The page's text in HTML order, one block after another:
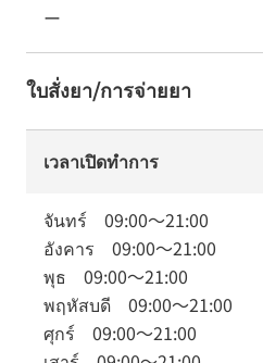
ー
ใบสั่งยา/การจ่ายยา
เวลาเปิดทำการ
จันทร์ 09:00～21:00
อังคาร 09:00～21:00
พุธ 09:00～21:00
พฤหัสบดี 09:00～21:00
ศุกร์ 09:00～21:00